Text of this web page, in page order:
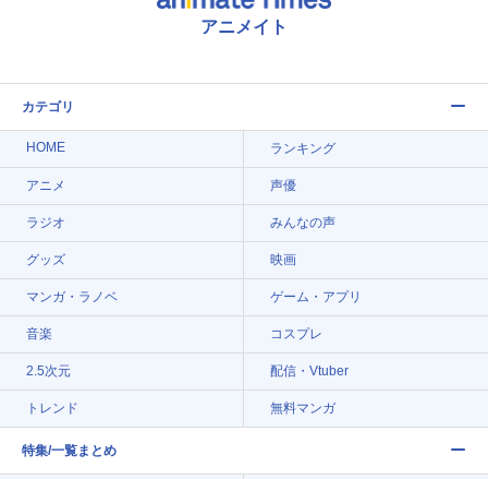
アニメイト
カテゴリ
HOME ランキング
アニメ 声優
ラジオ みんなの声
グッズ 映画
マンガ・ラノベ ゲーム・アプリ
音楽 コスプレ
2.5次元 配信・Vtuber
トレンド 無料マンガ
特集/一覧まとめ